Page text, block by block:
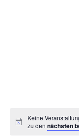
Keine
zu den nächsten